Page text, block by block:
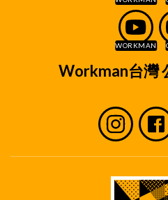
舗」といいます。)の採用
くは入社後の人事管理に必
取り扱いいたします。
取り扱い方法
個人情報は、原則とし
みお取り扱いいたしま
に、個人情報を当該第
Workman台灣